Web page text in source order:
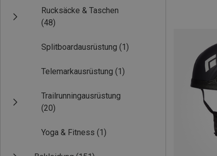
Rucksäcke & Taschen
(48)
Splitboardausrüstung (1)
Telemarkausrüstung (1)
Trailrunningausrüstung
(20)
Yoga & Fitness (1)